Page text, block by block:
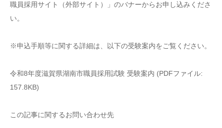
職員採用サイト（外部サイト）」のバナーからお申し込みくださ
い。
※申込手順等に関する詳細は、以下の受験案内をご覧ください。
令和8年度滋賀県湖南市職員採用試験 受験案内 (PDFファイル:
157.8KB)
この記事に関するお問い合わせ先